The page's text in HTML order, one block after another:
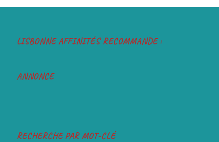
LISBONNE AFFINITÉS RECOMMANDE :
ANNONCE
RECHERCHE PAR MOT-CLÉ